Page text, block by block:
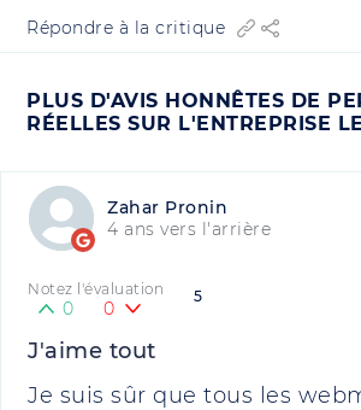
Répondre à la critique
PLUS D'AVIS HONNÊTES DE
RÉELLES SUR L'ENTREPRISE
Zahar Pronin
4 ans vers l'arrière
5
Notez l'évaluation
0 0
J'aime tout
Je suis sûr que tous les